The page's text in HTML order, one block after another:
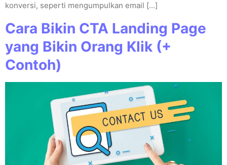
konversi, seperti mengumpulkan email […]
Cara Bikin CTA Landing Page
yang Bikin Orang Klik (+
Contoh)